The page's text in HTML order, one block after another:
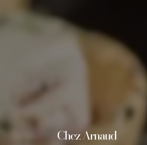
Chez Arnaud